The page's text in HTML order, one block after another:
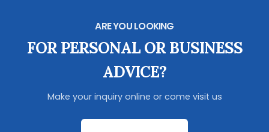
ARE YOU LOOKING
FOR PERSONAL OR BUSINESS
ADVICE?
Make your inquiry online or come visit us